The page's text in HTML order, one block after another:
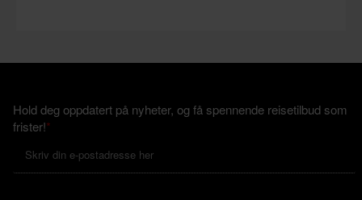
Hold deg oppdatert på nyheter, og få spennende reisetilbud som
frister!*